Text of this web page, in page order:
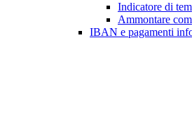
Indicatore di
Ammontare
IBAN e pagamenti